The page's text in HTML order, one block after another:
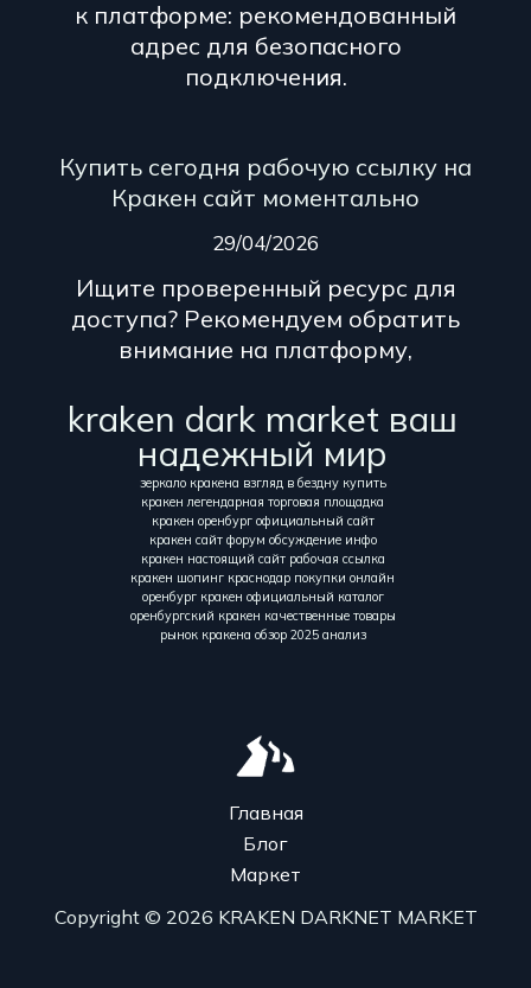
к платформе: рекомендованный
адрес для безопасного
подключения.
Купить сегодня рабочую ссылку на
Кракен сайт моментально
29/04/2026
Ищите проверенный ресурс для
доступа? Рекомендуем обратить
внимание на платформу,
kraken dark market ваш
надежный мир
зеркало кракена взгляд в бездну купить
кракен легендарная торговая площадка
кракен оренбург официальный сайт
кракен сайт форум обсуждение инфо
кракен настоящий сайт рабочая ссылка
кракен шопинг краснодар покупки онлайн
оренбург кракен официальный каталог
оренбургский кракен качественные товары
рынок кракена обзор 2025 анализ
Главная
Блог
Маркет
Copyright © 2026 KRAKEN DARKNET MARKET